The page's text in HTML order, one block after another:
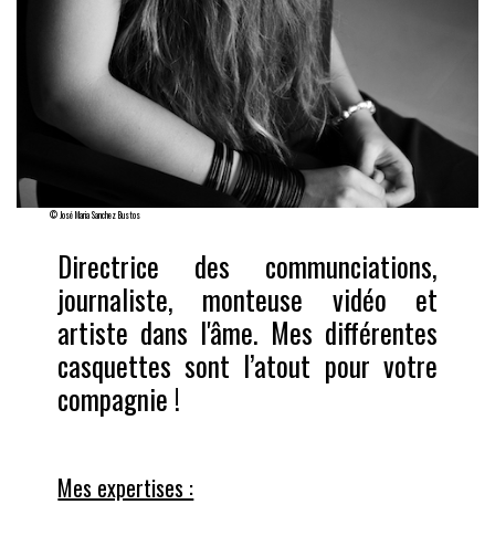
© José Maria Sanchez Bustos
Directrice des communciations,
journaliste, monteuse vidéo et
artiste dans l'âme. Mes différentes
casquettes sont l’atout pour votre
compagnie !
Mes expertises :